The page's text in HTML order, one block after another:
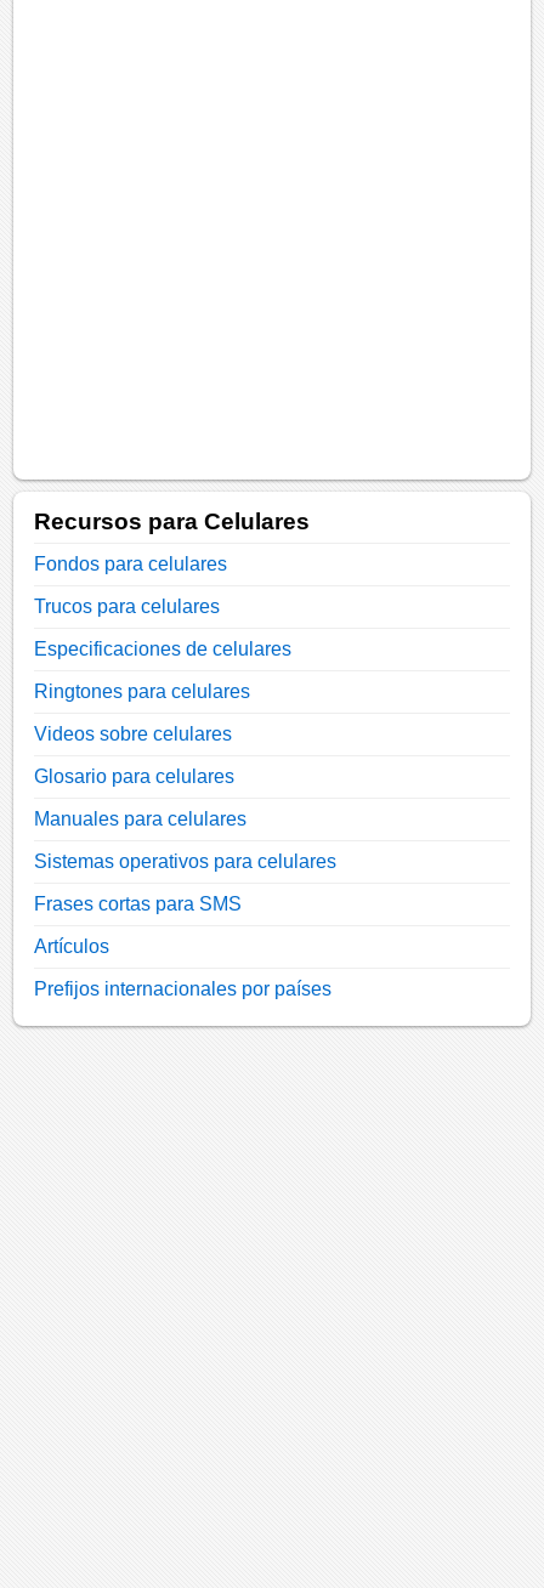
Recursos para Celulares
Fondos para celulares
Trucos para celulares
Especificaciones de celulares
Ringtones para celulares
Videos sobre celulares
Glosario para celulares
Manuales para celulares
Sistemas operativos para celulares
Frases cortas para SMS
Artículos
Prefijos internacionales por países